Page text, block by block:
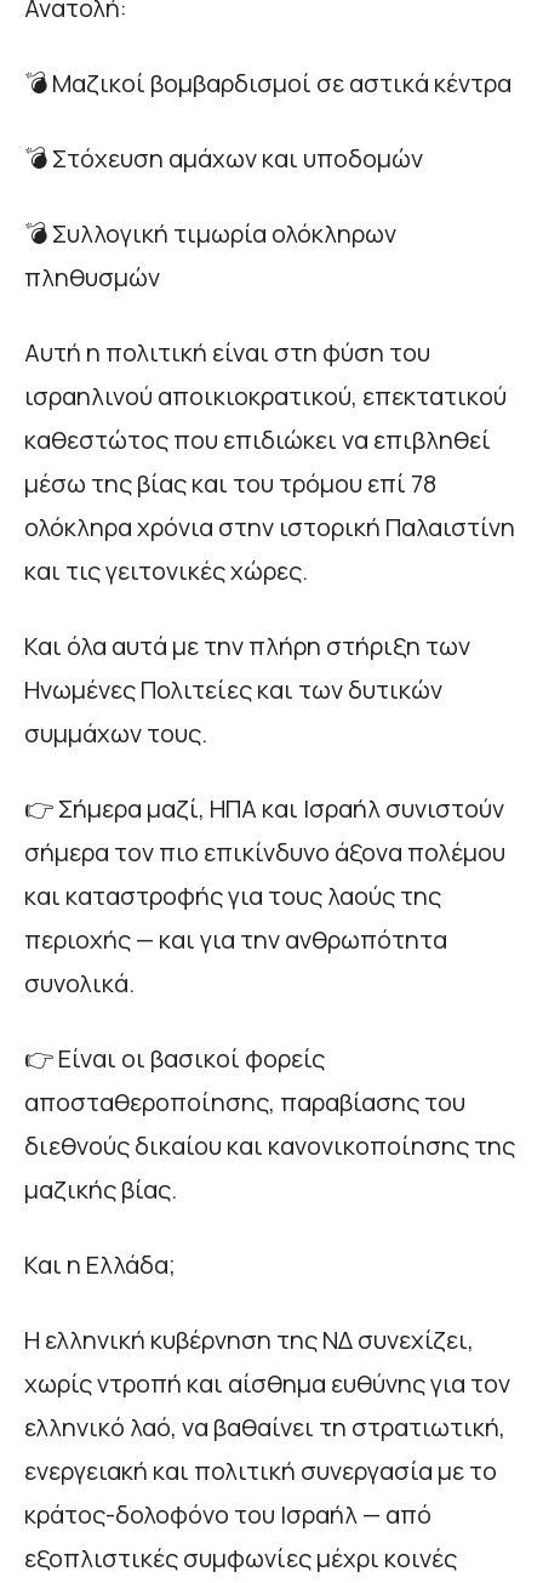
Ανατολή:
💣 Μαζικοί βομβαρδισμοί σε αστικά κέντρα
💣 Στόχευση αμάχων και υποδομών
💣 Συλλογική τιμωρία ολόκληρων
πληθυσμών
Αυτή η πολιτική είναι στη φύση του
ισραηλινού αποικιοκρατικού, επεκτατικού
καθεστώτος που επιδιώκει να επιβληθεί
μέσω της βίας και του τρόμου επί 78
ολόκληρα χρόνια στην ιστορική Παλαιστίνη
και τις γειτονικές χώρες.
Και όλα αυτά με την πλήρη στήριξη των
Ηνωμένες Πολιτείες και των δυτικών
συμμάχων τους.
👉 Σήμερα μαζί, ΗΠΑ και Ισραήλ συνιστούν
σήμερα τον πιο επικίνδυνο άξονα πολέμου
και καταστροφής για τους λαούς της
περιοχής — και για την ανθρωπότητα
συνολικά.
👉 Είναι οι βασικοί φορείς
αποσταθεροποίησης, παραβίασης του
διεθνούς δικαίου και κανονικοποίησης της
μαζικής βίας.
Και η Ελλάδα;
Η ελληνική κυβέρνηση της ΝΔ συνεχίζει,
χωρίς ντροπή και αίσθημα ευθύνης για τον
ελληνικό λαό, να βαθαίνει τη στρατιωτική,
ενεργειακή και πολιτική συνεργασία με το
κράτος-δολοφόνο του Ισραήλ — από
εξοπλιστικές συμφωνίες μέχρι κοινές